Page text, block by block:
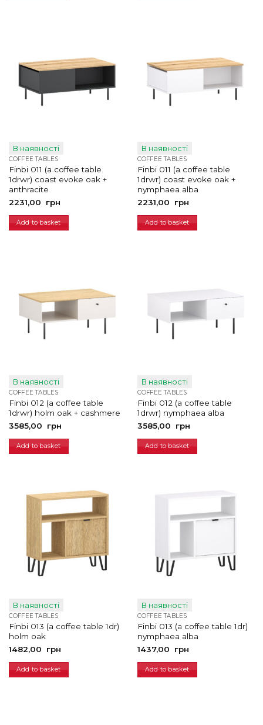
В наявності
COFFEE TABLES
Finbi 011 (a coffee table
1drwr) coast evoke oak +
anthracite
2231,00
грн
Add to basket
В наявності
COFFEE TABLES
Finbi 011 (a coffee table
1drwr) coast evoke oak +
nymphaea alba
2231,00
грн
Add to basket
В наявності
COFFEE TABLES
Finbi 012 (a coffee table
1drwr) holm oak + cashmere
3585,00
грн
Add to basket
В наявності
COFFEE TABLES
Finbi 012 (a coffee table
1drwr) nymphaea alba
3585,00
грн
Add to basket
В наявності
COFFEE TABLES
Finbi 013 (a coffee table 1dr)
holm oak
1482,00
грн
Add to basket
В наявності
COFFEE TABLES
Finbi 013 (a coffee table 1dr)
nymphaea alba
1437,00
грн
Add to basket